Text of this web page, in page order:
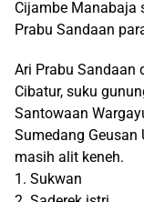
Cijambe Manabaja
Prabu Sandaan
Ari Prabu Sandaan
Cibatur, suku
Santowaan
Sumedang
masih alit keneh.
1. Sukwan